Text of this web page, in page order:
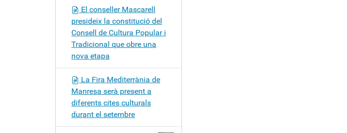
El conseller Mascarell
presideix la constitució del
Consell de Cultura Popular i
Tradicional que obre una
nova etapa
La Fira Mediterrània de
Manresa serà present a
diferents cites culturals
durant el setembre